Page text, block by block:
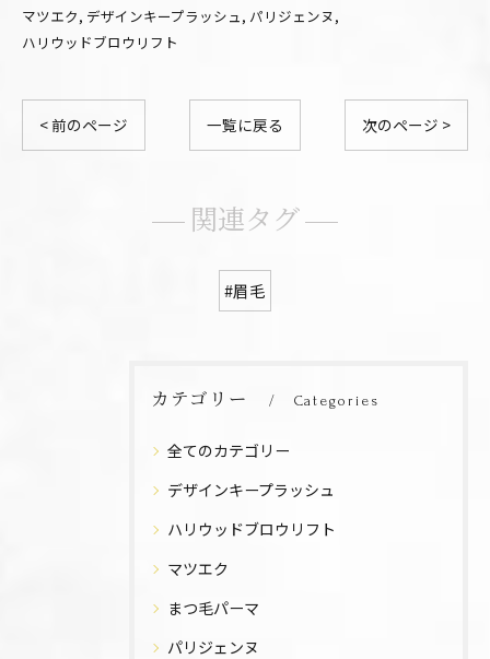
マツエク デザインキープラッシュ パリジェンヌ
ハリウッドブロウリフト
< 前のページ 一覧に戻る 次のページ >
関連タグ
#眉毛
カテゴリー Categories
全てのカテゴリー
デザインキープラッシュ
ハリウッドブロウリフト
マツエク
まつ毛パーマ
パリジェンヌ